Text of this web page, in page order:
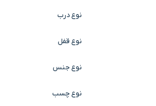
نوع درب
نوع قفل
نوع جنس
نوع چسب